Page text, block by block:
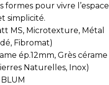
pour vivre l’espace
simplicité.
MS, Microtexture, Métal
Fibromat)
ép.12mm, Grès cérame
Naturelles, Inox)